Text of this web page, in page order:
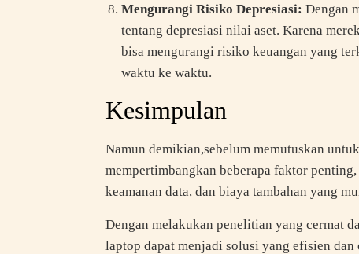
Mengurangi Risiko Depresiasi: Dengan
tentang depresiasi nilai aset. Karena
bisa mengurangi risiko keuangan yang
waktu ke waktu.
Kesimpulan
Namun demikian,sebelum memutuskan
mempertimbangkan beberapa faktor
keamanan data, dan biaya tambahan yang
Dengan melakukan penelitian yang cermat
laptop dapat menjadi solusi yang efisien